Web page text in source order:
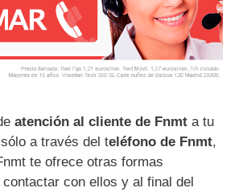
atención al cliente de Fnmt a tu
a través del teléfono de Fnmt,
te ofrece otras formas
con ellos y al final del